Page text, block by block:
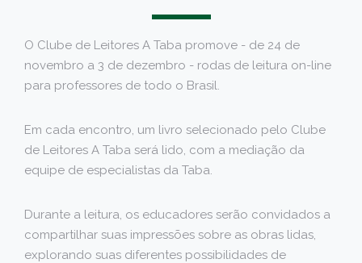
O Clube de Leitores A Taba promove - de 24 de
novembro a 3 de dezembro - rodas de leitura on-line
para professores de todo o Brasil.
Em cada encontro, um livro selecionado pelo Clube
de Leitores A Taba será lido, com a mediação da
equipe de especialistas da Taba.
Durante a leitura, os educadores serão convidados a
compartilhar suas impressões sobre as obras lidas,
explorando suas diferentes possibilidades de